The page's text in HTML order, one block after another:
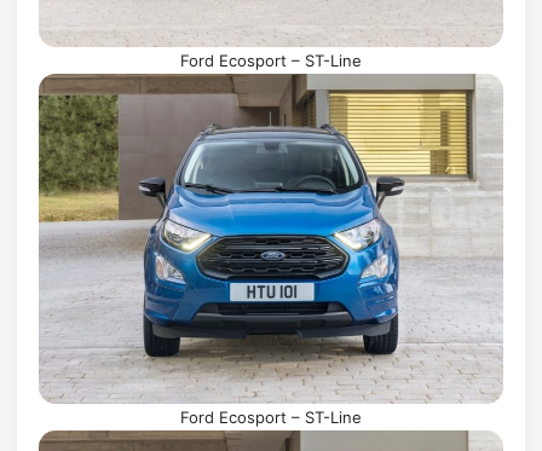
Ford Ecosport – ST-Line
Ford Ecosport – ST-Line